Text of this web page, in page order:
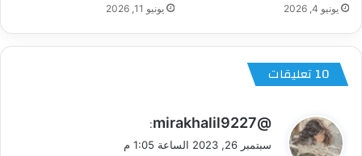
يونيو 4, 2026 يونيو 11, 2026
‫10 تعليقات
ي
@mirakhalil9227
:
سبتمبر 26, 2023 الساعة 1:05 م